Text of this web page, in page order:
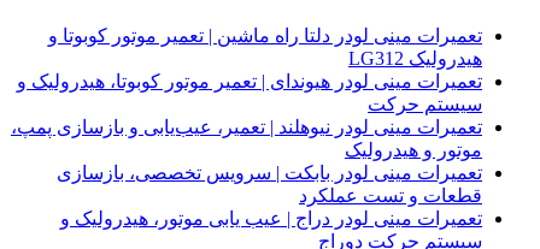
تعمیرات مینی لودر دلتا راه ماشین | تعمیر موتور کوبوتا و
هیدرولیک LG312
تعمیرات مینی لودر هیوندای | تعمیر موتور کوبوتا، هیدرولیک و
سیستم حرکت
تعمیرات مینی لودر نیوهلند | تعمیر، عیب‌یابی و بازسازی پمپ،
موتور و هیدرولیک
تعمیرات مینی لودر بابکت | سرویس تخصصی، بازسازی
قطعات و تست عملکرد
تعمیرات مینی لودر دراج | عیب یابی موتور، هیدرولیک و
سیستم حرکت دوراج